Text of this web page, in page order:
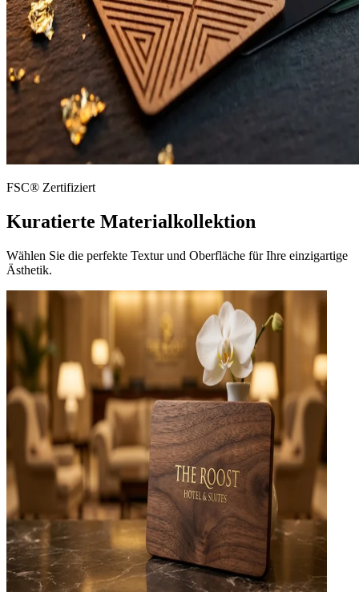
FSC® Zertifiziert
Kuratierte Materialkollektion
Wählen Sie die perfekte Textur und Oberfläche für Ihre einzigartige
Ästhetik.